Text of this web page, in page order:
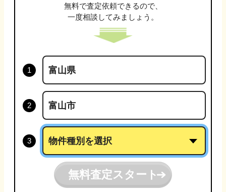
無料で査定依頼できるので、
一度相談してみましょう。
無料査定スタート